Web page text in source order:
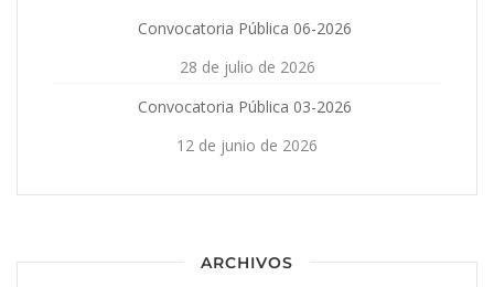
Convocatoria Pública 06-2026
28 de julio de 2026
Convocatoria Pública 03-2026
12 de junio de 2026
ARCHIVOS